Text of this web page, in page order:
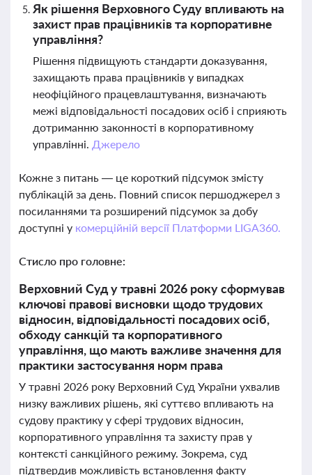
Як рішення Верховного Суду впливають на
захист прав працівників та корпоративне
управління?
Рішення підвищують стандарти доказування,
захищають права працівників у випадках
неофіційного працевлаштування, визначають
межі відповідальності посадових осіб і сприяють
дотриманню законності в корпоративному
управлінні. Джерело
Кожне з питань — це короткий підсумок змісту
публікацій за день. Повний список першоджерел з
посиланнями та розширений підсумок за добу
доступні у комерційній версії Платформи LIGA360.
Стисло про головне:
Верховний Суд у травні 2026 року сформував
ключові правові висновки щодо трудових
відносин, відповідальності посадових осіб,
обходу санкцій та корпоративного
управління, що мають важливе значення для
практики застосування норм права
У травні 2026 року Верховний Суд України ухвалив
низку важливих рішень, які суттєво впливають на
судову практику у сфері трудових відносин,
корпоративного управління та захисту прав у
контексті санкційного режиму. Зокрема, суд
підтвердив можливість встановлення факту